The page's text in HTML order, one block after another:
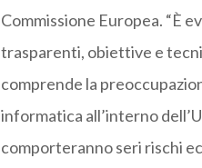
Commissione Europea. “È
trasparenti, obiettive e
comprende la
informatica all’interno
comporteranno seri rischi